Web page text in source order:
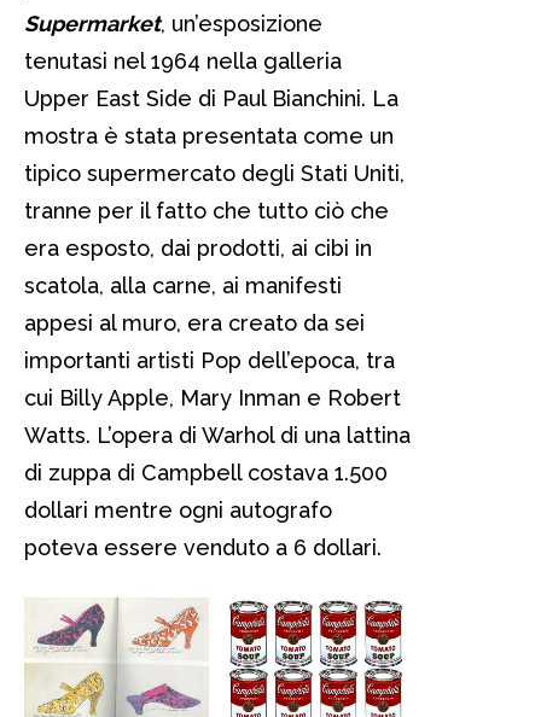
Supermarket, un’esposizione
tenutasi nel 1964 nella galleria
Upper East Side di Paul Bianchini. La
mostra è stata presentata come un
tipico supermercato degli Stati Uniti,
tranne per il fatto che tutto ciò che
era esposto, dai prodotti, ai cibi in
scatola, alla carne, ai manifesti
appesi al muro, era creato da sei
importanti artisti Pop dell’epoca, tra
cui Billy Apple, Mary Inman e Robert
Watts. L’opera di Warhol di una lattina
di zuppa di Campbell costava 1.500
dollari mentre ogni autografo
poteva essere venduto a 6 dollari.